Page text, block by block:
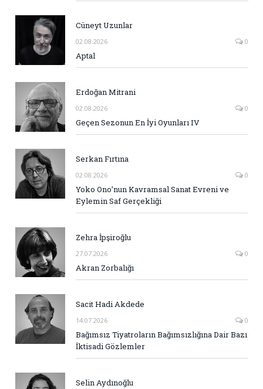
Cüneyt Uzunlar
02.08.2026 0
Aptal
Erdoğan Mitrani
02.08.2026 0
Geçen Sezonun En İyi Oyunları IV
Serkan Fırtına
02.08.2026 0
Yoko Ono’nun Kavramsal Sanat Evreni ve
Eylemin Saf Gerçekliği
Zehra İpşiroğlu
27.07.2026 0
Akran Zorbalığı
Sacit Hadi Akdede
14.07.2026 0
Bağımsız Tiyatroların Bağımsızlığına Dair Bazı
İktisadi Gözlemler
Selin Aydınoğlu